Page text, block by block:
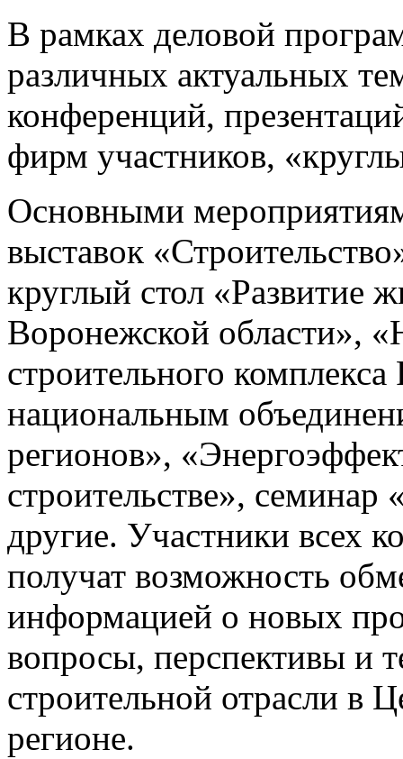
В рамках деловой
различных актуальных
конференций,
фирм участников,
Основными
выставок
круглый стол «Развитие
Воронежской области»,
строительного
национальным
регионов»,
строительстве», семинар
другие. Участники всех
получат возможность
информацией о новых
вопросы, перспективы и
строительной отрасли в
регионе.